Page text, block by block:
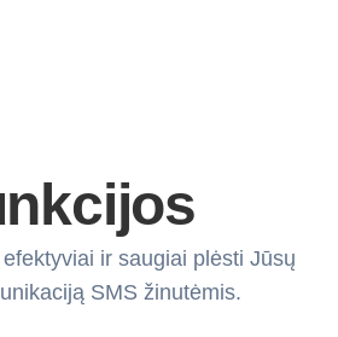
ir saugiai plėsti Jūsų
SMS žinutėmis.